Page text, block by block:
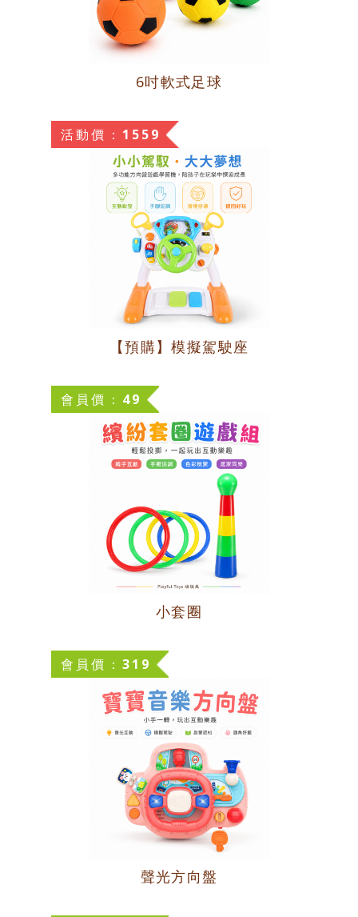
6吋軟式足球
活動價：1559
【預購】模擬駕駛座
會員價：49
小套圈
會員價：319
聲光方向盤